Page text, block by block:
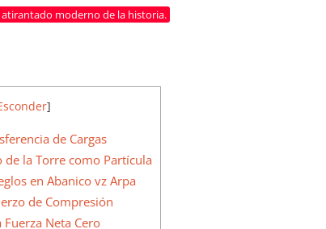
moderno de la historia.
]
de Cargas
de la Torre como Partícula
en Abanico vz Arpa
de Compresión
Neta Cero